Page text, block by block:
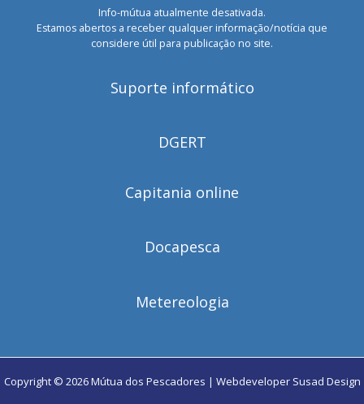
Info-mútua atualmente desativada.
Estamos abertos a receber qualquer informação/notícia que
considere útil para publicação no site.
Suporte informático
DGERT
Capitania online
Docapesca
Metereologia
Copyright © 2026 Mútua dos Pescadores | Webdeveloper Susad Design